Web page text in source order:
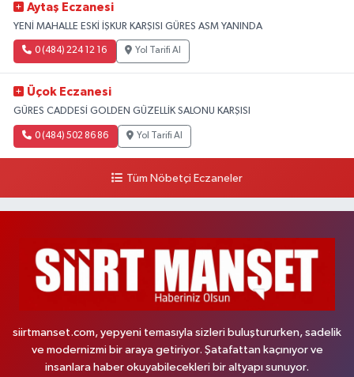
Aytaş Eczanesi
YENİ MAHALLE ESKİ İŞKUR KARŞISI GÜRES ASM YANINDA
0 (484) 224 12 16 Yol Tarifi Al
Üçok Eczanesi
GÜRES CADDESİ GOLDEN GÜZELLİK SALONU KARŞISI
0 (484) 502 86 86 Yol Tarifi Al
Tüm Nöbetçi Eczaneler
siirtmanset.com, yepyeni temasıyla sizleri buluştururken, sadelik
ve modernizmi bir araya getiriyor. Şatafattan kaçınıyor ve
insanlara haber okuyabilecekleri bir altyapı sunuyor.